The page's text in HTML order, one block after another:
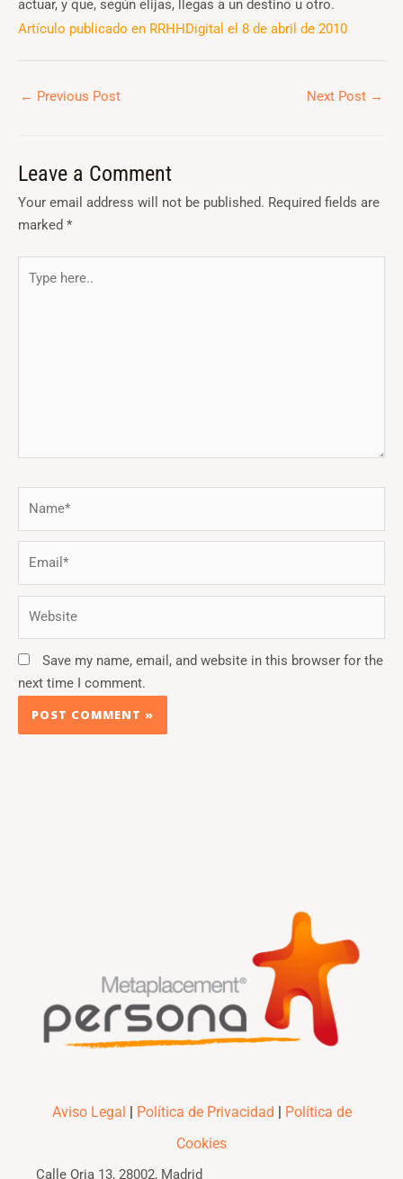
actuar, y que, según elijas, llegas a un destino u otro.
Artículo publicado en RRHHDigital el 8 de abril de 2010
← Previous Post Next Post →
Leave a Comment
Your email address will not be published. Required fields are
marked *
here..
Save my name, email, and website in this browser for the
next time I comment.
Aviso Legal | Política de Privacidad | Política de
Cookies
Calle Oria 13, 28002, Madrid